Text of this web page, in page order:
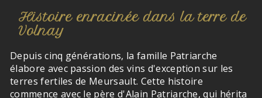
Histoire enracinée dans la terre de
Volnay
Depuis cinq générations, la famille Patriarche
élabore avec passion des vins d'exception sur les
terres fertiles de Meursault. Cette histoire
commence avec le père d'Alain Patriarche, qui hérita